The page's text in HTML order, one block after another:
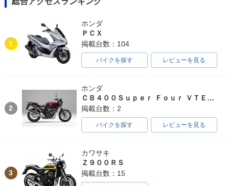
1
ホンダ
ＰＣＸ
掲載台数：104
バイクを探す レビューを見る
2
ホンダ
ＣＢ４００Ｓｕｐｅｒ Ｆｏｕｒ ＶＴＥＣ ＳＰＥＣ３
掲載台数：2
バイクを探す レビューを見る
3
カワサキ
Ｚ９００ＲＳ
掲載台数：15